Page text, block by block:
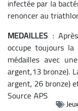
infectée par la
renoncer au
MEDAILLES :
occupe toujours
médailles avec
argent,13 bronze).
argent, 26 bronze)
SourceAPS